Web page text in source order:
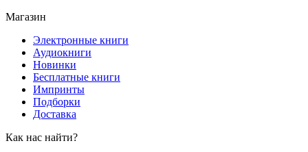
Магазин
Электронные книги
Аудиокниги
Новинки
Бесплатные книги
Импринты
Подборки
Доставка
Как нас найти?